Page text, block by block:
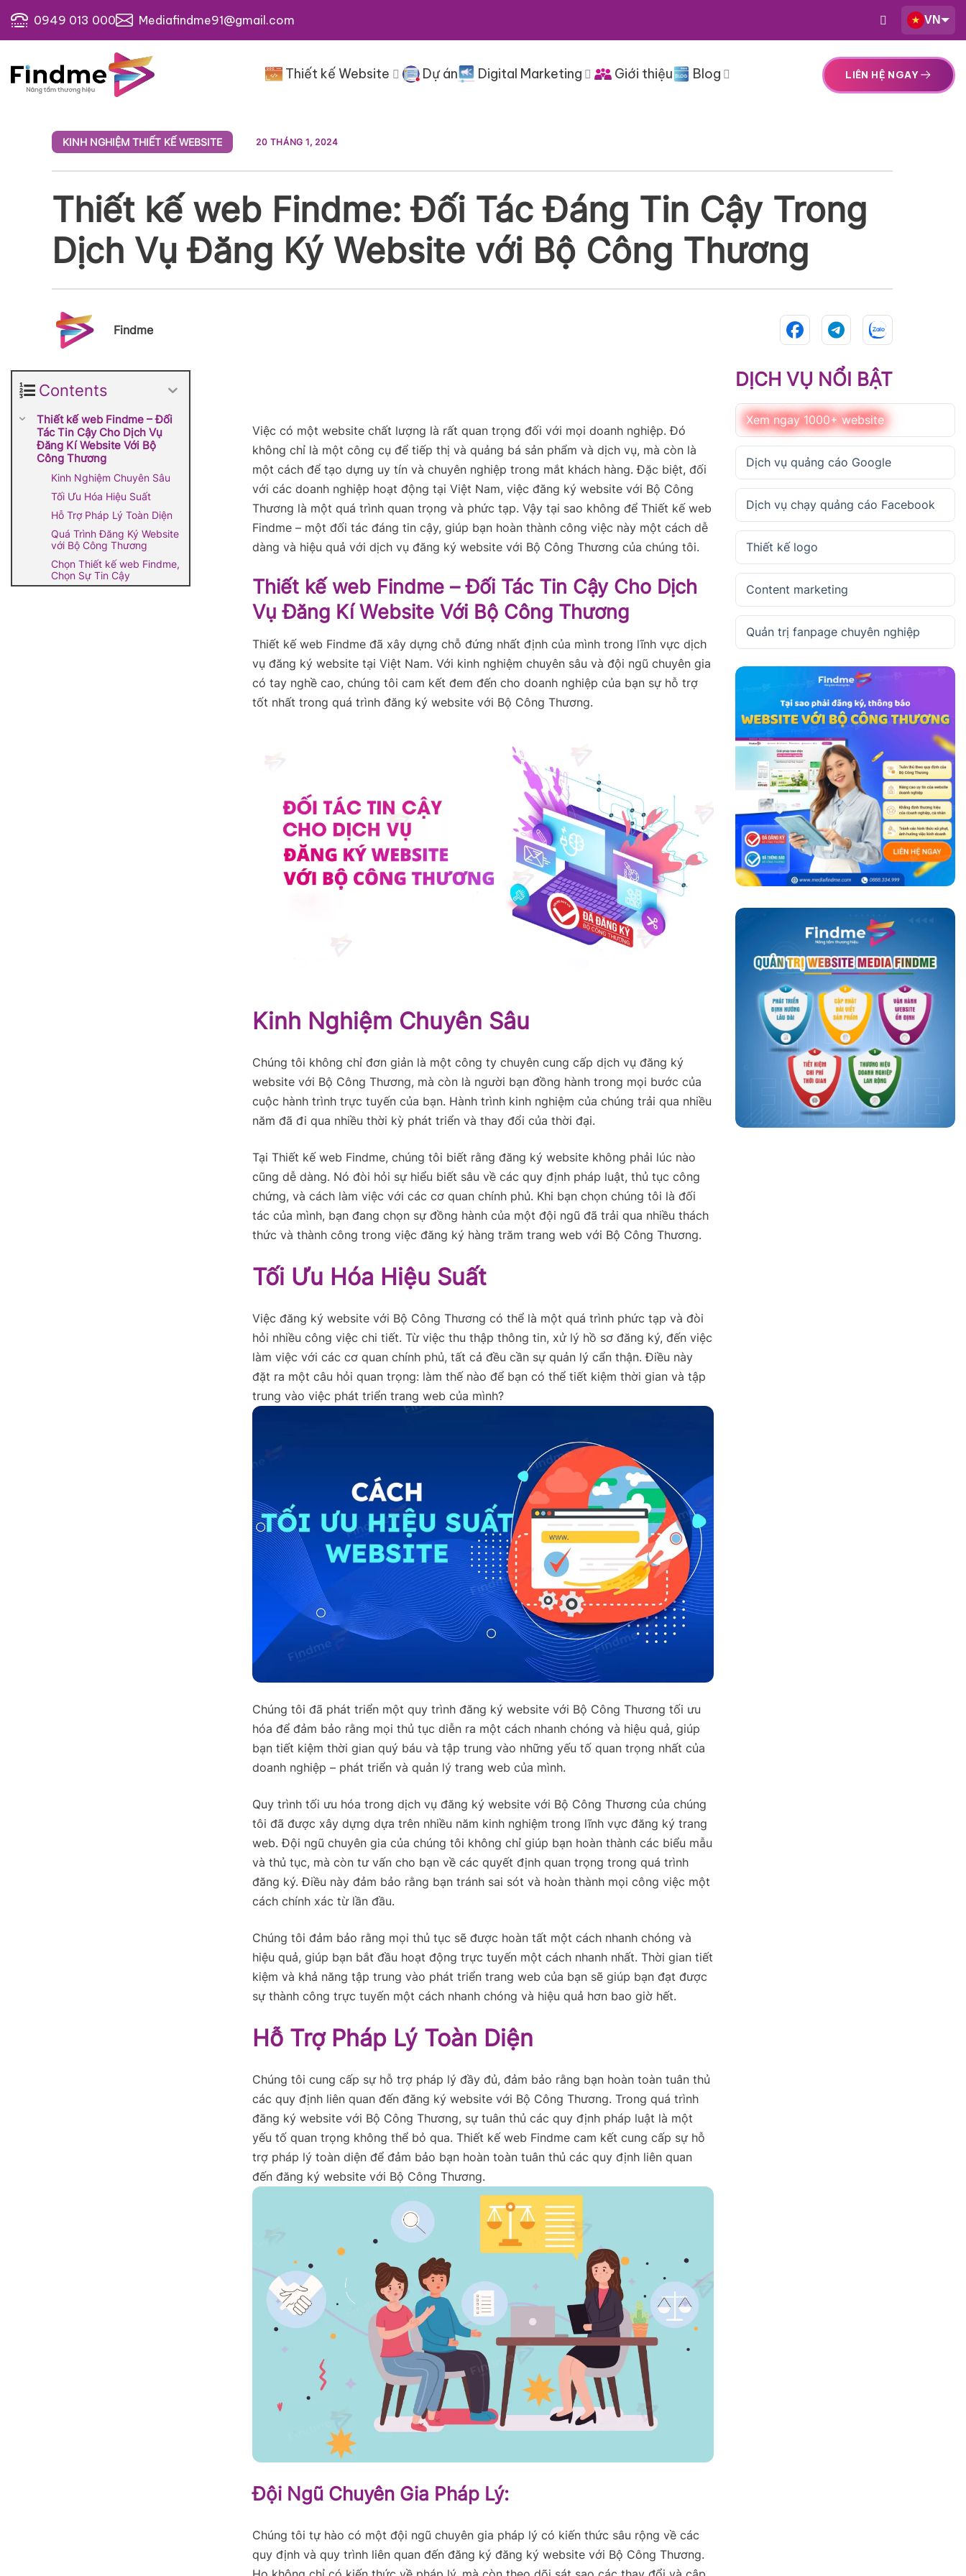
qua
nội
dung
0949 013 000 Mediafindme91@gmail.com VN
Thiết kế Website Dự án Digital Marketing Giới thiệu Blog LIÊN HỆ NGAY
KINH NGHIỆM THIẾT KẾ WEBSITE 20 THÁNG 1, 2024
Thiết kế web Findme: Đối Tác Đáng Tin Cậy Trong
Dịch Vụ Đăng Ký Website với Bộ Công Thương
Findme
Contents
Thiết kế web Findme – Đối
Tác Tin Cậy Cho Dịch Vụ
Đăng Kí Website Với Bộ
Công Thương
Kinh Nghiệm Chuyên Sâu
Tối Ưu Hóa Hiệu Suất
Hỗ Trợ Pháp Lý Toàn Diện
Quá Trình Đăng Ký Website
với Bộ Công Thương
Chọn Thiết kế web Findme,
Chọn Sự Tin Cậy
Việc có một website chất lượng là rất quan trọng đối với mọi doanh nghiệp. Đó
không chỉ là một công cụ để tiếp thị và quảng bá sản phẩm và dịch vụ, mà còn là
một cách để tạo dựng uy tín và chuyên nghiệp trong mắt khách hàng. Đặc biệt, đối
với các doanh nghiệp hoạt động tại Việt Nam, việc đăng ký website với Bộ Công
Thương là một quá trình quan trọng và phức tạp. Vậy tại sao không để Thiết kế web
Findme – một đối tác đáng tin cậy, giúp bạn hoàn thành công việc này một cách dễ
dàng và hiệu quả với dịch vụ đăng ký website với Bộ Công Thương của chúng tôi.
Thiết kế web Findme – Đối Tác Tin Cậy Cho Dịch
Vụ Đăng Kí Website Với Bộ Công Thương
Thiết kế web Findme đã xây dựng chỗ đứng nhất định của mình trong lĩnh vực dịch
vụ đăng ký website tại Việt Nam. Với kinh nghiệm chuyên sâu và đội ngũ chuyên gia
có tay nghề cao, chúng tôi cam kết đem đến cho doanh nghiệp của bạn sự hỗ trợ
tốt nhất trong quá trình đăng ký website với Bộ Công Thương.
Kinh Nghiệm Chuyên Sâu
Chúng tôi không chỉ đơn giản là một công ty chuyên cung cấp dịch vụ đăng ký
website với Bộ Công Thương, mà còn là người bạn đồng hành trong mọi bước của
cuộc hành trình trực tuyến của bạn. Hành trình kinh nghiệm của chúng trải qua nhiều
năm đã đi qua nhiều thời kỳ phát triển và thay đổi của thời đại.
Tại Thiết kế web Findme, chúng tôi biết rằng đăng ký website không phải lúc nào
cũng dễ dàng. Nó đòi hỏi sự hiểu biết sâu về các quy định pháp luật, thủ tục công
chứng, và cách làm việc với các cơ quan chính phủ. Khi bạn chọn chúng tôi là đối
tác của mình, bạn đang chọn sự đồng hành của một đội ngũ đã trải qua nhiều thách
thức và thành công trong việc đăng ký hàng trăm trang web với Bộ Công Thương.
Tối Ưu Hóa Hiệu Suất
Việc đăng ký website với Bộ Công Thương có thể là một quá trình phức tạp và đòi
hỏi nhiều công việc chi tiết. Từ việc thu thập thông tin, xử lý hồ sơ đăng ký, đến việc
làm việc với các cơ quan chính phủ, tất cả đều cần sự quản lý cẩn thận. Điều này
đặt ra một câu hỏi quan trọng: làm thế nào để bạn có thể tiết kiệm thời gian và tập
trung vào việc phát triển trang web của mình?
Chúng tôi đã phát triển một quy trình đăng ký website với Bộ Công Thương tối ưu
hóa để đảm bảo rằng mọi thủ tục diễn ra một cách nhanh chóng và hiệu quả, giúp
bạn tiết kiệm thời gian quý báu và tập trung vào những yếu tố quan trọng nhất của
doanh nghiệp – phát triển và quản lý trang web của mình.
Quy trình tối ưu hóa trong dịch vụ đăng ký website với Bộ Công Thương của chúng
tôi đã được xây dựng dựa trên nhiều năm kinh nghiệm trong lĩnh vực đăng ký trang
web. Đội ngũ chuyên gia của chúng tôi không chỉ giúp bạn hoàn thành các biểu mẫu
và thủ tục, mà còn tư vấn cho bạn về các quyết định quan trọng trong quá trình
đăng ký. Điều này đảm bảo rằng bạn tránh sai sót và hoàn thành mọi công việc một
cách chính xác từ lần đầu.
Chúng tôi đảm bảo rằng mọi thủ tục sẽ được hoàn tất một cách nhanh chóng và
hiệu quả, giúp bạn bắt đầu hoạt động trực tuyến một cách nhanh nhất. Thời gian tiết
kiệm và khả năng tập trung vào phát triển trang web của bạn sẽ giúp bạn đạt được
sự thành công trực tuyến một cách nhanh chóng và hiệu quả hơn bao giờ hết.
Hỗ Trợ Pháp Lý Toàn Diện
Chúng tôi cung cấp sự hỗ trợ pháp lý đầy đủ, đảm bảo rằng bạn hoàn toàn tuân thủ
các quy định liên quan đến đăng ký website với Bộ Công Thương. Trong quá trình
đăng ký website với Bộ Công Thương, sự tuân thủ các quy định pháp luật là một
yếu tố quan trọng không thể bỏ qua. Thiết kế web Findme cam kết cung cấp sự hỗ
trợ pháp lý toàn diện để đảm bảo bạn hoàn toàn tuân thủ các quy định liên quan
đến đăng ký website với Bộ Công Thương.
Đội Ngũ Chuyên Gia Pháp Lý:
Chúng tôi tự hào có một đội ngũ chuyên gia pháp lý có kiến thức sâu rộng về các
quy định và quy trình liên quan đến đăng ký đăng ký website với Bộ Công Thương.
DỊCH VỤ NỔI BẬT
Xem ngay 1000+ website
Dịch vụ quảng cáo Google
Dịch vụ chạy quảng cáo Facebook
Thiết kế logo
Content marketing
Quản trị fanpage chuyên nghiệp